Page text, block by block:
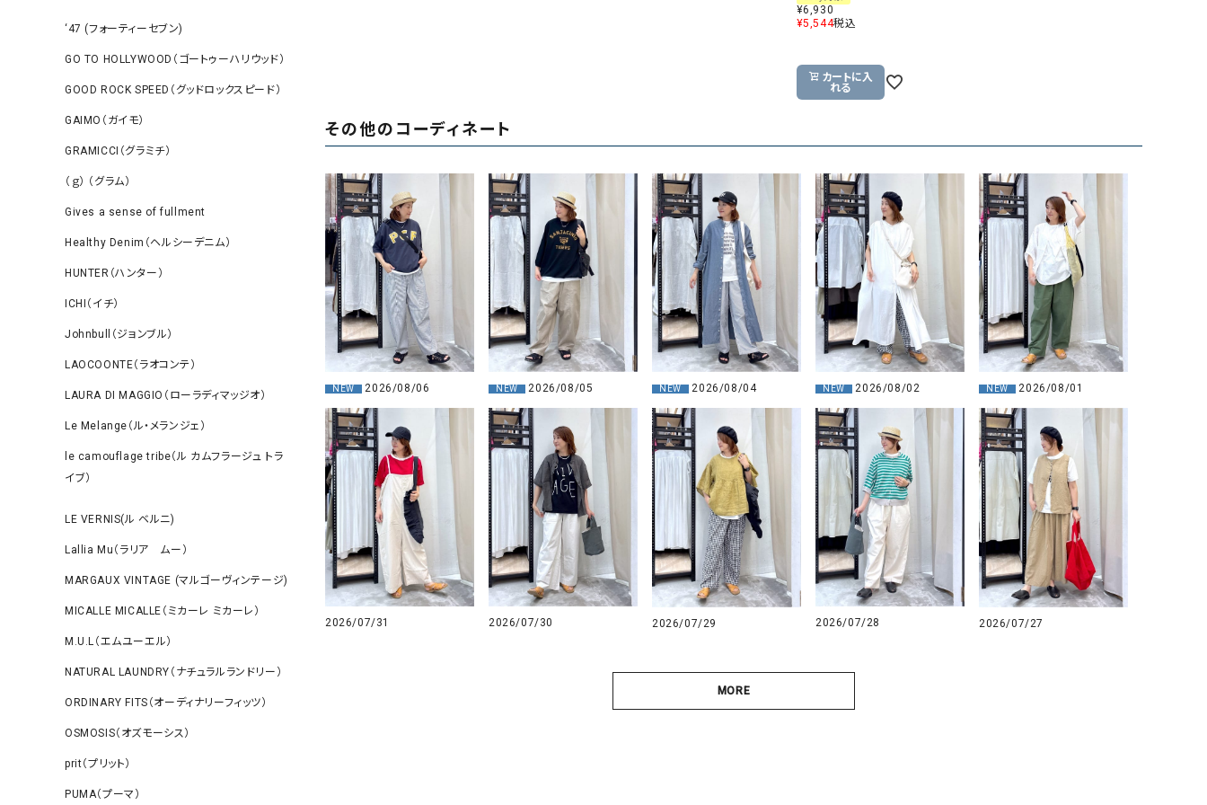
‘47 (フォーティーセブン)
GO TO HOLLYWOOD（ゴートゥーハリウッド）
GOOD ROCK SPEED（グッドロックスピード）
GAIMO（ガイモ）
GRAMICCI（グラミチ）
（ｇ） （グラム）
Gives a sense of fullment
Healthy Denim（ヘルシーデニム）
HUNTER（ハンター）
ICHI（イチ）
Johnbull（ジョンブル）
LAOCOONTE（ラオコンテ）
LAURA DI MAGGIO（ローラディマッジオ）
Le Melange（ル・メランジェ）
le camouflage tribe（ル カムフラージュ トラ
イブ）
LE VERNIS(ル ベルニ)
Lallia Mu（ラリア ムー）
MARGAUX VINTAGE (マルゴーヴィンテージ)
MICALLE MICALLE（ミカーレ ミカーレ）
M.U.L（エムユーエル）
NATURAL LAUNDRY（ナチュラルランドリー）
ORDINARY FITS（オーディナリーフィッツ）
OSMOSIS（オズモーシス）
prit（プリット）
PUMA（プーマ）
¥6,930
¥5,544税込
カートに入
れる
その他のコーディネート
NEW 2026/08/06 NEW 2026/08/05 NEW 2026/08/04 NEW 2026/08/02 NEW 2026/08/01
2026/07/31 2026/07/30 2026/07/29 2026/07/28 2026/07/27
MORE